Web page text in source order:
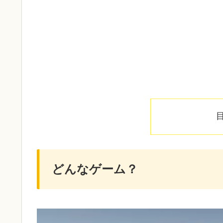
どんなゲーム？